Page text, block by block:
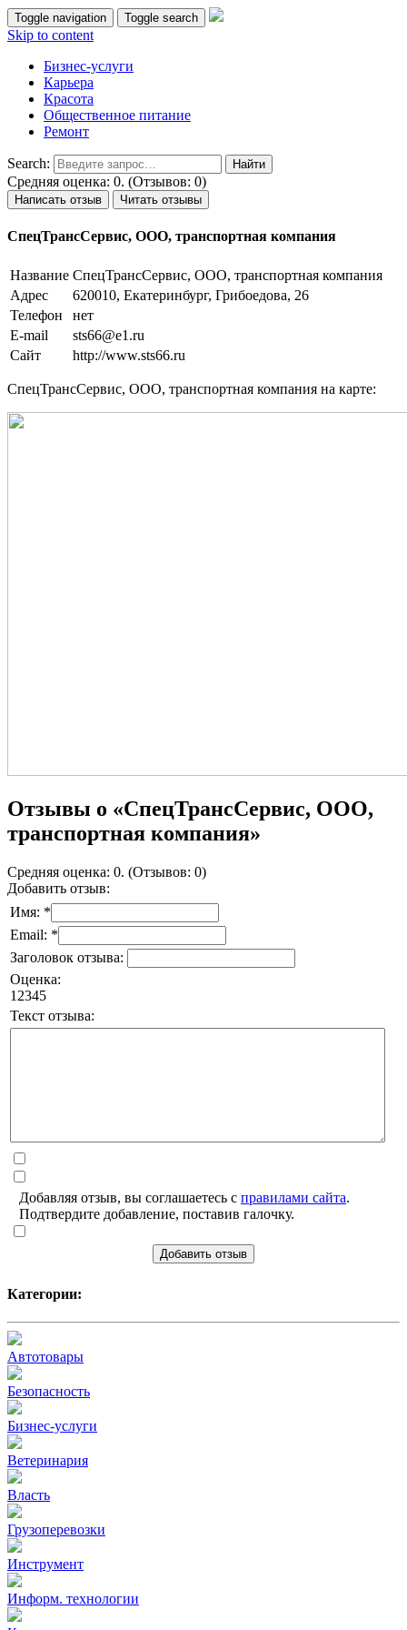
Toggle navigation Toggle search
Skip to content
Бизнес-услуги
Карьера
Красота
Общественное питание
Ремонт
Search:
Средняя оценка: 0. (Отзывов: 0)
Написать отзыв Читать отзывы
СпецТрансСервис, ООО, транспортная компания
Название СпецТрансСервис, ООО, транспортная компания
Адрес
620010, Екатеринбург, Грибоедова, 26
Телефон
нет
E-mail
sts66@e1.ru
Сайт
http://www.sts66.ru
СпецТрансСервис, ООО, транспортная компания на карте:
Отзывы о «СпецТрансСервис, ООО,
транспортная компания»
Средняя оценка: 0. (Отзывов: 0)
Добавить отзыв:
Имя: *
Email: *
Заголовок отзыва:
Оценка:
1 2345
Текст отзыва:
Добавляя отзыв, вы соглашаетесь с правилами сайта.
Подтвердите добавление, поставив галочку.
Добавить отзыв
Категории:
Автотовары
Безопасность
Бизнес-услуги
Ветеринария
Власть
Грузоперевозки
Инструмент
Информ. технологии